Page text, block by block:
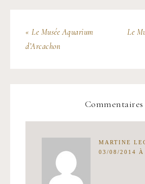
« Le Musée Aquarium
d’Arcachon
Le
Commentaires
MARTINE
03/08/2014 À